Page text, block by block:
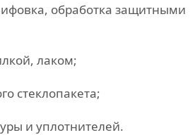
обработка защитными
лаком;
стеклопакета;
и уплотнителей.